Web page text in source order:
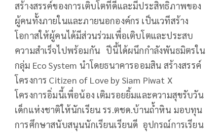
สร้างสรรค์ของการเติบโตที่ดีและมีประสิทธิภาพของ
ผู้คนทั้งภายในและภายนอกองค์กร เป็นเวทีสร้าง
โอกาสให้ผู้คนได้มีส่วนร่วมเพื่อเติบโตและประสบ
ความสำเร็จไปพร้อมกัน ปีนี้ได้ผนึกกำลังพันธมิตรใน
กลุ่ม Eco System นำโดยธนาคารออมสิน สร้างสรรค์
โครงการ Citizen of Love by Siam Piwat X
โครงการอิ่มนี้เพื่อน้อง เติมรอยยิ้มและความสุขรับวัน
เด็กแห่งชาติให้นักเรียน รร.ตชด.บ้านถ้ำหิน มอบทุน
การศึกษาสนับสนุนนักเรียนเรียนดี อุปกรณ์การเรียน